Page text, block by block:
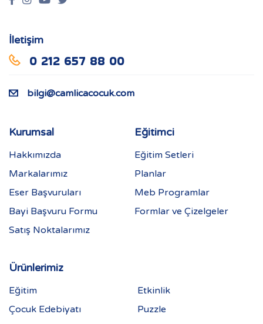
İletişim
0 212 657 88 00
bilgi@camlicacocuk.com
Kurumsal
Hakkımızda
Markalarımız
Eser Başvuruları
Bayi Başvuru Formu
Satış Noktalarımız
Eğitimci
Eğitim Setleri
Planlar
Meb Programlar
Formlar ve Çizelgeler
Ürünlerimiz
Eğitim
Etkinlik
Çocuk Edebiyatı
Puzzle